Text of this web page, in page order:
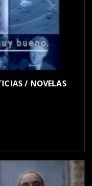
/ NOVELAS